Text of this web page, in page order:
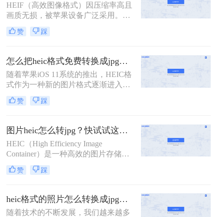
法，适合不同场景和用户需求。
HEIF（高效图像格式）因压缩率高且
画质无损，被苹果设备广泛采用。然
而，其兼容性较差，尤其在非苹果设
备或部分平台上难以直接使用。那么
多种主流转换方法，帮助用户快速将
HEIF/HEIC格式转换为通用性更强的
JPG格式。
赞 踩
怎么把heic格式免费转换成jpg？3种方法轻松解决，原来这么简单！
随着苹果iOS 11系统的推出，HEIC格
式作为一种新的图片格式逐渐进入人
们的视野。这种格式能够在保证照片
质量的同时，减少系统储存空间的占
多Windows用户在电脑上无法直接查
看或打开HEIC格式的图片。为此，我
们需要将其转换为更通用的JPG格
式。那么怎么把heic格式免费转换成
jpg呢？以下是几种免费的HEIC转JPG
的方法，供您参考。
赞 踩
图片heic怎么转jpg？快试试这几个方法！
HEIC（High Efficiency Image
Container）是一种高效的图片存储格
式，由苹果公司开发，主要用于iOS
设备和macOS系统中。然而，由于其
支持HEIC格式，因此在实际应用中，
经常需要将HEIC图片转换为更通用的
JPG格式。那么图片heic怎么转jpg
赞 踩
heic格式的照片怎么转换成jpg？这四种方法快速转换格式！
随着技术的不断发展，我们越来越多